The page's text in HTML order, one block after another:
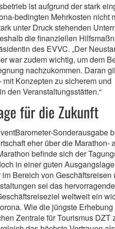
ist aufgrund der stark
bedingten Mehrkosten nicht
unter Druck stehenden
die finanziellen
des EVVC. „Der
war zudem wichtig, um dem
nachzukommen. Daran
Konzepten zu sicherem und
den Veranstaltungsstätten.“
für die Zukunft
Sonderausgabe
eher über die Marathon-
befinde sich der
in einer guten
Bereich von Geschäftsreisen
sei das
weltweit ein
Wie die jüngste
Zentrale für Tourismus DZT